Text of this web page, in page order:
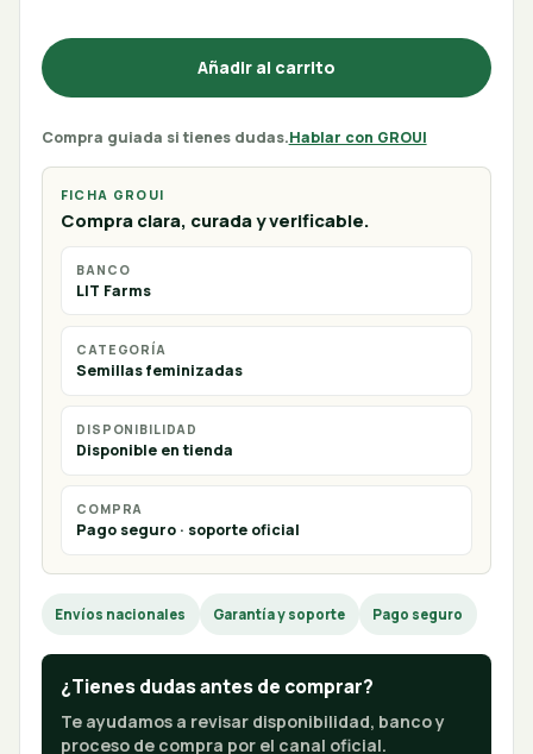
Añadir al carrito
Compra guiada si tienes dudas.Hablar con GROUI
FICHA GROUI
Compra clara, curada y verificable.
BANCO
LIT Farms
CATEGORÍA
Semillas feminizadas
DISPONIBILIDAD
Disponible en tienda
COMPRA
Pago seguro · soporte oficial
Envíos nacionales Garantía y soporte Pago seguro
¿Tienes dudas antes de comprar?
Te ayudamos a revisar disponibilidad, banco y
proceso de compra por el canal oficial.